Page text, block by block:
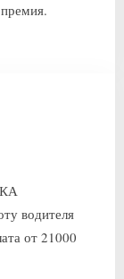
водителя
от 21000